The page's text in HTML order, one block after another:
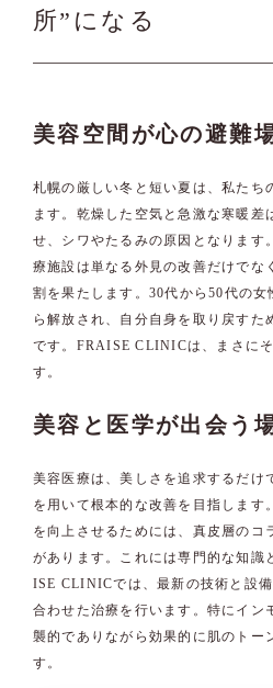
所”になる
美容空間が心の避難
札幌の厳しい冬と短い夏は、私たち
ます。乾燥した空気と急激な寒暖差
せ、シワやたるみの原因となります
療施設は単なる外見の改善だけでな
割を果たします。30代から50代の
ら解放され、自分自身を取り戻すた
です。FRAISE CLINICは、まさに
す。
美容と医学が出会う
美容医療は、美しさを追求するだけ
を用いて根本的な改善を目指します
を向上させるためには、真皮層のコ
があります。これには専門的な知識
ISE CLINICでは、最新の技術と設
合わせた治療を行います。特にイン
襲的でありながら効果的に肌のトー
す。